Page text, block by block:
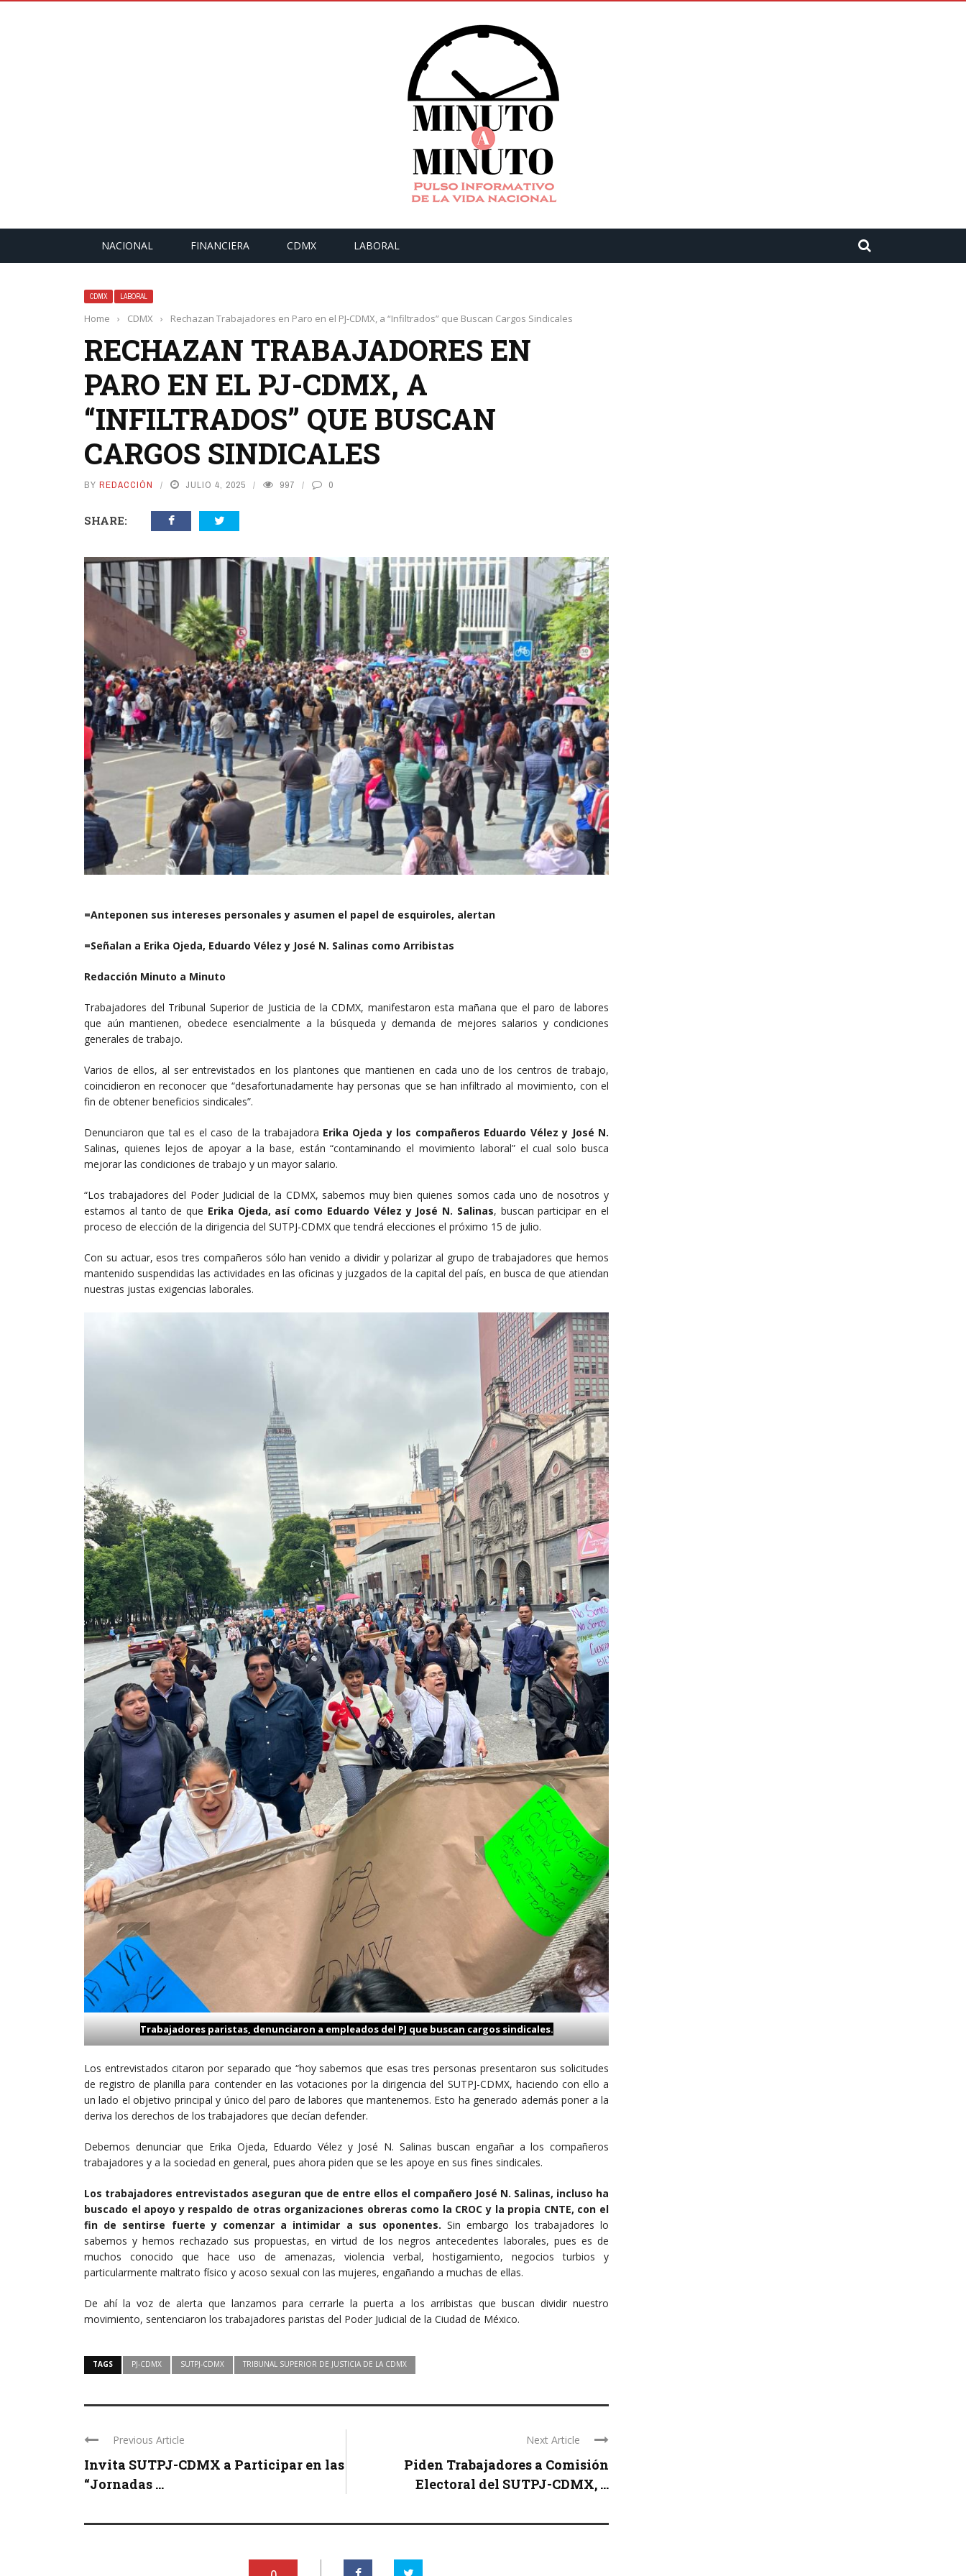
NACIONAL FINANCIERA CDMX LABORAL
CDMX LABORAL
Home › CDMX › Rechazan Trabajadores en Paro en el PJ-CDMX, a “Infiltrados” que Buscan Cargos Sindicales
RECHAZAN TRABAJADORES EN
PARO EN EL PJ-CDMX, A
“INFILTRADOS” QUE BUSCAN
CARGOS SINDICALES
BY REDACCIÓN JULIO 4, 2025 997 0
SHARE:
=Anteponen sus intereses personales y asumen el papel de esquiroles, alertan
=Señalan a Erika Ojeda, Eduardo Vélez y José N. Salinas como Arribistas
Redacción Minuto a Minuto
Trabajadores del Tribunal Superior de Justicia de la CDMX, manifestaron esta mañana que el paro de labores
que aún mantienen, obedece esencialmente a la búsqueda y demanda de mejores salarios y condiciones
generales de trabajo.
Varios de ellos, al ser entrevistados en los plantones que mantienen en cada uno de los centros de trabajo,
coincidieron en reconocer que “desafortunadamente hay personas que se han infiltrado al movimiento, con el
fin de obtener beneficios sindicales”.
Denunciaron que tal es el caso de la trabajadora Erika Ojeda y los compañeros Eduardo Vélez y José N.
Salinas, quienes lejos de apoyar a la base, están “contaminando el movimiento laboral” el cual solo busca
mejorar las condiciones de trabajo y un mayor salario.
“Los trabajadores del Poder Judicial de la CDMX, sabemos muy bien quienes somos cada uno de nosotros y
estamos al tanto de que Erika Ojeda, así como Eduardo Vélez y José N. Salinas, buscan participar en el
proceso de elección de la dirigencia del SUTPJ-CDMX que tendrá elecciones el próximo 15 de julio.
Con su actuar, esos tres compañeros sólo han venido a dividir y polarizar al grupo de trabajadores que hemos
mantenido suspendidas las actividades en las oficinas y juzgados de la capital del país, en busca de que atiendan
nuestras justas exigencias laborales.
Trabajadores paristas, denunciaron a empleados del PJ que buscan cargos sindicales.
Los entrevistados citaron por separado que “hoy sabemos que esas tres personas presentaron sus solicitudes
de registro de planilla para contender en las votaciones por la dirigencia del SUTPJ-CDMX, haciendo con ello a
un lado el objetivo principal y único del paro de labores que mantenemos. Esto ha generado además poner a la
deriva los derechos de los trabajadores que decían defender.
Debemos denunciar que Erika Ojeda, Eduardo Vélez y José N. Salinas buscan engañar a los compañeros
trabajadores y a la sociedad en general, pues ahora piden que se les apoye en sus fines sindicales.
Los trabajadores entrevistados aseguran que de entre ellos el compañero José N. Salinas, incluso ha
buscado el apoyo y respaldo de otras organizaciones obreras como la CROC y la propia CNTE, con el
fin de sentirse fuerte y comenzar a intimidar a sus oponentes. Sin embargo los trabajadores lo
sabemos y hemos rechazado sus propuestas, en virtud de los negros antecedentes laborales, pues es de
muchos conocido que hace uso de amenazas, violencia verbal, hostigamiento, negocios turbios y
particularmente maltrato físico y acoso sexual con las mujeres, engañando a muchas de ellas.
De ahí la voz de alerta que lanzamos para cerrarle la puerta a los arribistas que buscan dividir nuestro
movimiento, sentenciaron los trabajadores paristas del Poder Judicial de la Ciudad de México.
TAGS PJ-CDMX SUTPJ-CDMX TRIBUNAL SUPERIOR DE JUSTICIA DE LA CDMX
Previous Article
Invita SUTPJ-CDMX a Participar en las
“Jornadas ...
Next Article
Piden Trabajadores a Comisión
Electoral del SUTPJ-CDMX, ...